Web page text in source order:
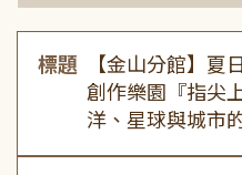
標題
【金山分館】夏
創作樂園『指尖
洋、星球與城市